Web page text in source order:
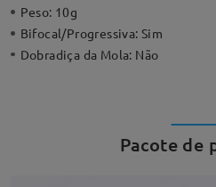
Peso: 10g
Bifocal/Progressiva:Sim
Dobradiça da Mola: Não
Pacote de